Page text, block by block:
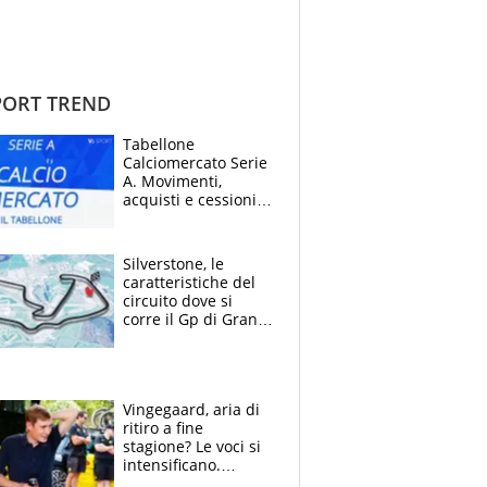
TREND
Tabellone
Calciomercato Serie
A. Movimenti,
acquisti e cessioni:
Silverstone, le
caratteristiche del
circuito dove si
corre il Gp di Gran
Vingegaard, aria di
ritiro a fine
stagione? Le voci si
intensificano.